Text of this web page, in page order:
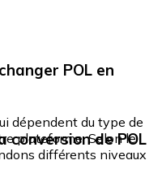
POL en
dépendent du type de
plateforme. Selon le
différents niveaux
conversion de POL